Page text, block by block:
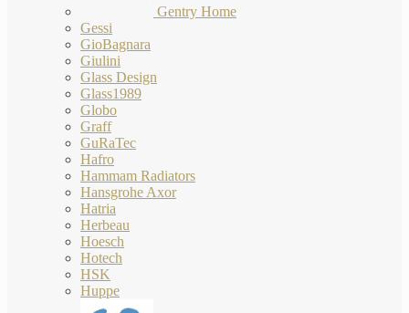
Gentry Home
Gessi
GioBagnara
Giulini
Glass Design
Glass1989
Globo
Graff
GuRaTec
Hafro
Hammam Radiators
Hansgrohe Axor
Hatria
Herbeau
Hoesch
Hotech
HSK
Huppe